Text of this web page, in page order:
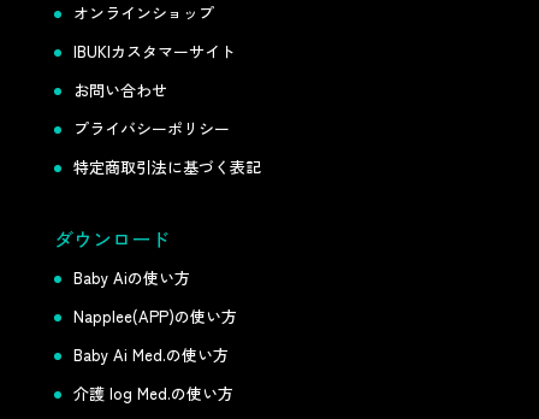
オンラインショップ
IBUKIカスタマーサイト
お問い合わせ
プライバシーポリシー
特定商取引法に基づく表記
ダウンロード
Baby Aiの使い方
Napplee(APP)の使い方
Baby Ai Med.の使い方
介護 log Med.の使い方